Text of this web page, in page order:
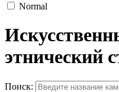
Normal
этнический
Поиск: